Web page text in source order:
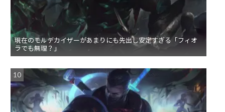
現在のモルデカイザーがあまりにも先出し安定すぎる「フィオ
ラでも無理？」